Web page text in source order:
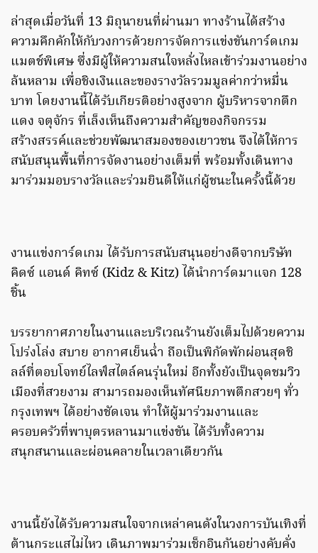
ล่าสุดเมื่อวันที่ 13 มิถุนายนที่ผ่านมา ทางร้านได้สร้าง
ความคึกคักให้กับวงการด้วยการจัดการแข่งขันการ์ดเกม
แมตช์พิเศษ ซึ่งมีผู้ให้ความสนใจหลั่งไหลเข้าร่วมงานอย่าง
ล้นหลาม เพื่อชิงเงินและของรางวัลรวมมูลค่ากว่าหมื่น
บาท โดยงานนี้ได้รับเกียรติอย่างสูงจาก ผู้บริหารจากตึก
แดง จตุจักร ที่เล็งเห็นถึงความสำคัญของกิจกรรม
สร้างสรรค์และช่วยพัฒนาสมองของเยาวชน จึงได้ให้การ
สนับสนุนพื้นที่การจัดงานอย่างเต็มที่ พร้อมทั้งเดินทาง
มาร่วมมอบรางวัลและร่วมยินดีให้แก่ผู้ชนะในครั้งนี้ด้วย
งานแข่งการ์ดเกม ได้รับการสนับสนุนอย่างดีจากบริษัท
คิดซ์ แอนด์ คิทซ์ (Kidz & Kitz) ได้นำการ์ดมาแจก 128
ชิ้น
บรรยากาศภายในงานและบริเวณร้านยังเต็มไปด้วยความ
โปร่งโล่ง สบาย อากาศเย็นฉ่ำ ถือเป็นพิกัดพักผ่อนสุดชิ
ลล์ที่ตอบโจทย์ไลฟ์สไตล์คนรุ่นใหม่ อีกทั้งยังเป็นจุดชมวิว
เมืองที่สวยงาม สามารถมองเห็นทัศนียภาพตึกสวยๆ ทั่ว
กรุงเทพฯ ได้อย่างชัดเจน ทำให้ผู้มาร่วมงานและ
ครอบครัวที่พาบุตรหลานมาแข่งขัน ได้รับทั้งความ
สนุกสนานและผ่อนคลายในเวลาเดียวกัน
งานนี้ยังได้รับความสนใจจากเหล่าคนดังในวงการบันเทิงที่
ต้านกระแสไม่ไหว เดินภาพมาร่วมเช็กอินกันอย่างคับคั่ง